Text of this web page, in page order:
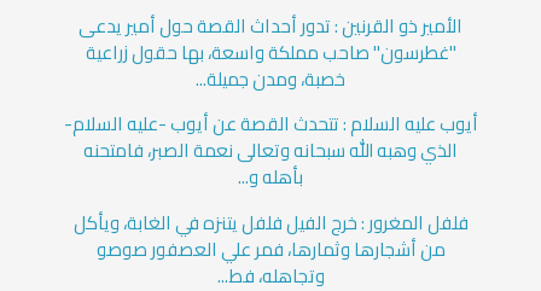
الأمير ذو القرنين : تدور أحداث القصة حول أمير يدعى
"غطرسون" صاحب مملكة واسعة، بها حقول زراعية
خصبة، ومدن جميلة...
أيوب عليه السلام : تتحدث القصة عن أيوب -عليه السلام-
الذي وهبه الله سبحانه وتعالى نعمة الصبر، فامتحنه
بأهله و...
فلفل المغرور : خرج الفيل فلفل يتنزه في الغابة، ويأكل
من أشجارها وثمارها، فمر علي العصفور صوصو
وتجاهله، فط...